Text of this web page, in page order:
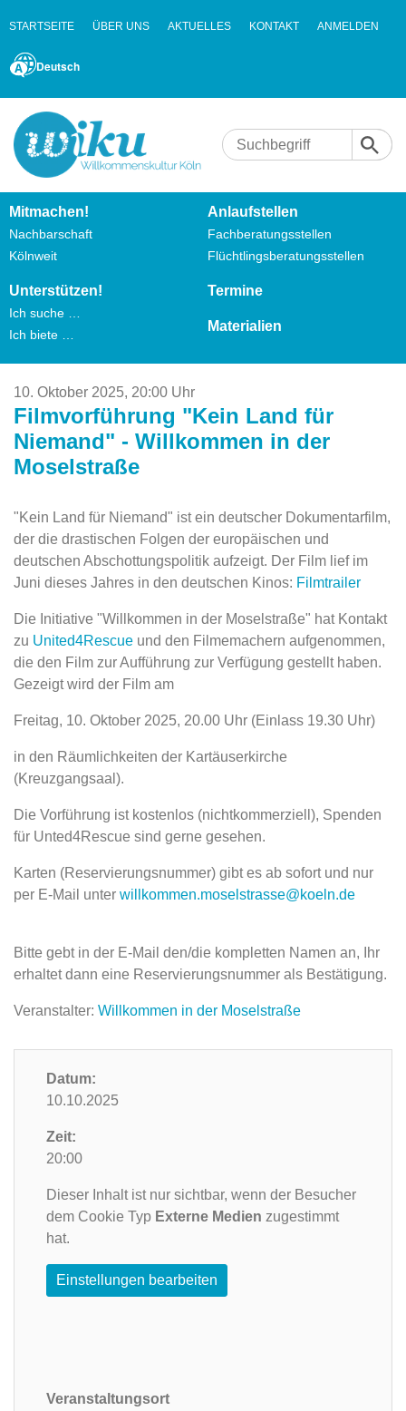
STARTSEITE ÜBER UNS AKTUELLES KONTAKT ANMELDEN
Deutsch
Mitmachen!
Nachbarschaft
Kölnweit
Anlaufstellen
Fachberatungsstellen
Flüchtlingsberatungsstellen
Unterstützen!
Ich suche …
Ich biete …
Termine
Materialien
10. Oktober 2025, 20:00 Uhr
Filmvorführung "Kein Land für
Niemand" - Willkommen in der
Moselstraße
"Kein Land für Niemand" ist ein deutscher Dokumentarfilm,
der die drastischen Folgen der europäischen und
deutschen Abschottungspolitik aufzeigt. Der Film lief im
Juni dieses Jahres in den deutschen Kinos: Filmtrailer
Die Initiative "Willkommen in der Moselstraße" hat Kontakt
zu United4Rescue und den Filmemachern aufgenommen,
die den Film zur Aufführung zur Verfügung gestellt haben.
Gezeigt wird der Film am
Freitag, 10. Oktober 2025, 20.00 Uhr (Einlass 19.30 Uhr)
in den Räumlichkeiten der Kartäuserkirche
(Kreuzgangsaal).
Die Vorführung ist kostenlos (nichtkommerziell), Spenden
für Unted4Rescue sind gerne gesehen.
Karten (Reservierungsnummer) gibt es ab sofort und nur
per E-Mail unter willkommen.moselstrasse@koeln.de
Bitte gebt in der E-Mail den/die kompletten Namen an, Ihr
erhaltet dann eine Reservierungsnummer als Bestätigung.
Veranstalter: Willkommen in der Moselstraße
Datum:
10.10.2025
Zeit:
20:00
Dieser Inhalt ist nur sichtbar, wenn der Besucher
dem Cookie Typ Externe Medien zugestimmt
hat.
Einstellungen bearbeiten
Veranstaltungsort